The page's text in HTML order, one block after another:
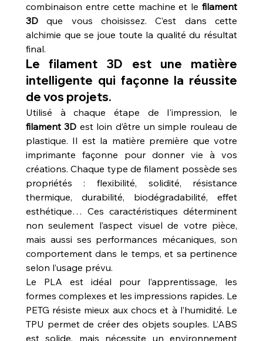
combinaison entre cette machine et le filament
3D que vous choisissez. C’est dans cette
alchimie que se joue toute la qualité du résultat
final.
Le filament 3D est une matière
intelligente qui façonne la réussite
de vos projets.
filament 3D est loin d’être un simple rouleau de
plastique. Il est la matière première que votre
imprimante façonne pour donner vie à vos
créations. Chaque type de filament possède ses
propriétés : flexibilité, solidité, résistance
thermique, durabilité, biodégradabilité, effet
esthétique… Ces caractéristiques déterminent
non seulement l’aspect visuel de votre pièce,
mais aussi ses performances mécaniques, son
comportement dans le temps, et sa pertinence
selon l’usage prévu.
Le PLA est idéal pour l’apprentissage, les
formes complexes et les impressions rapides. Le
PETG résiste mieux aux chocs et à l’humidité. Le
TPU permet de créer des objets souples. L’ABS
est solide, mais nécessite un environnement